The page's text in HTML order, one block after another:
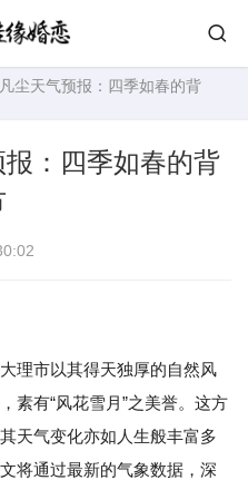
尘天气预报：四季如春的背
：四季如春的背
理市以其得天独厚的自然风
素有“风花雪月”之美誉。这方
天气变化亦如人生般丰富多
将通过最新的气象数据，深